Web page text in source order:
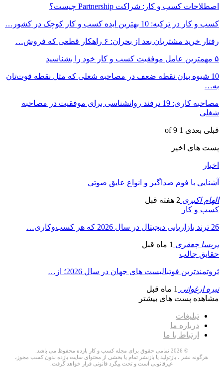
اصطلاحات کسب و کار: شراکت Partnership چیست؟
کسب و کار در ترکیه: 10 بهترین ایده‌ کسب و کار کوچک در کشور…
رفتار خرید مشتریان بعد از بحران: ۶ راهکار قطعی که فروش…
۵ مهمترین عامل موفقیت کسب و کار خود را بشناسید
10 شیوه بیان نقطه ضعف در مصاحبه شغلی که مثل نقطه قوت‌تان
به…
مصاحبه کاری: 19 ترفند روانشناسی برای موفقیت در مصاحبه
شغلی
قبلی بعدی 1 of 9
پست های اخیر
اخبار
آشنایی با فوم صداگیر و انواع عایق صوتی
الهام اکبری 2 هفته قبل
کسب و کار
26 ترند بازاریابی دیجیتال در سال 2026 که هر کسب‌وکاری…
پریسا جعفری 1 ماه قبل
حقایق جالب
ثروتمندترین فوتبالیست های جهان در سال 2026؛ از…
نیره ارغوانی 1 ماه قبل
مشاهده پست های بیشتر
تبلیغات
درباره ما
ارتباط با ما
© 2026 تمامی حقوق برای مجله کسب و کار بازده محفوظ می باشد.
هرگونه نشر ، بازتولید یا بازنشر تمام یا بخشی از محتوای سایت بازده بدون کسب مجوز،
غیرقانونی است و تحت پیگرد قانونی قرار خواهد گرفت.